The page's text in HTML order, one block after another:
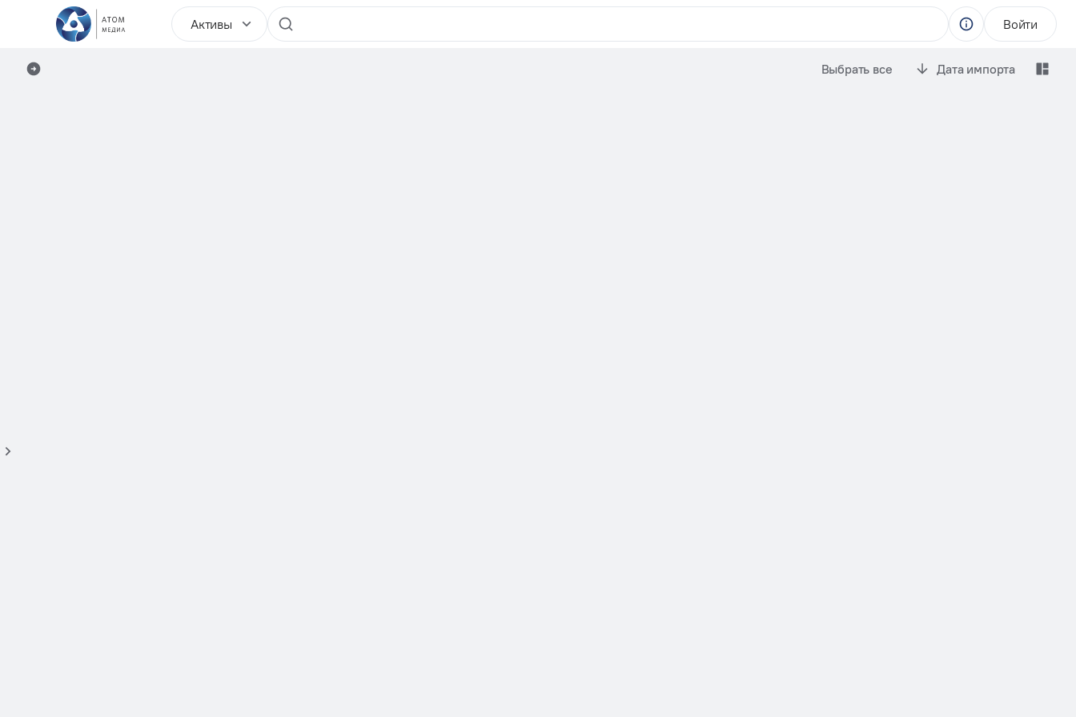
Активы Войти
Выбрать все Дата импорта